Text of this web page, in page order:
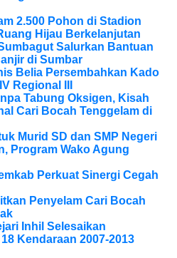
2.500 Pohon di Stadion
Hijau Berkelanjutan
Salurkan Bantuan
di Sumbar
Belia Persembahkan Kado
Regional III
Tabung Oksigen, Kisah
Cari Bocah Tenggelam di
Murid SD dan SMP Negeri
Program Wako Agung
Perkuat Sinergi Cegah
Penyelam Cari Bocah
Inhil Selesaikan
Kendaraan 2007-2013